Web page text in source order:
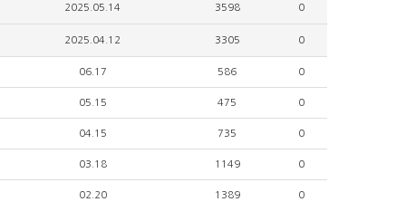
2025.05.14 3598 0
2025.04.12 3305 0
06.17 586 0
05.15 475 0
04.15 735 0
03.18 1149 0
02.20 1389 0